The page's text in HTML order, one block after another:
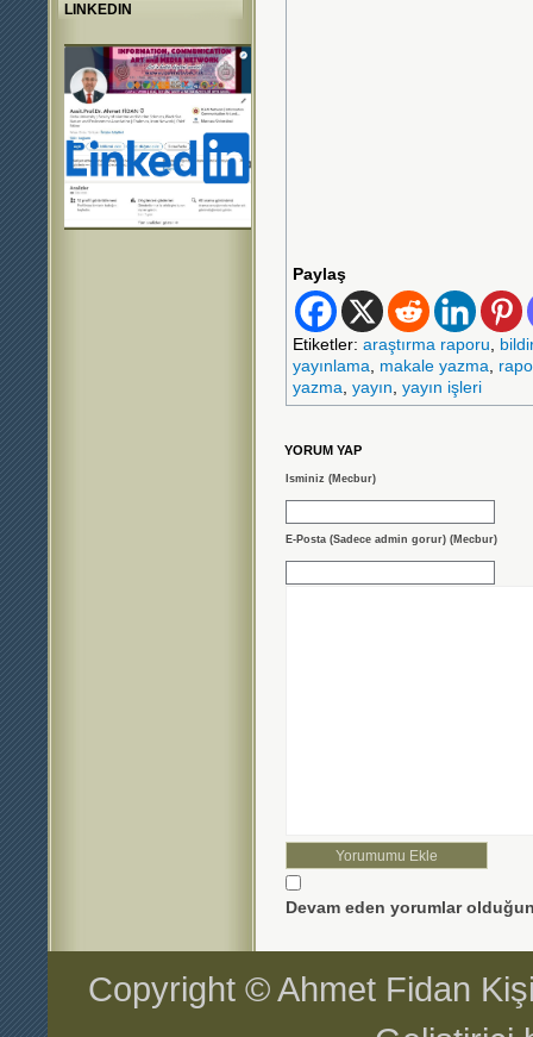
LINKEDIN
Paylaş
Etiketler: araştırma raporu,
yayınlama, makale yazma,
yazma, yayın, yayın işleri
YORUM YAP
Isminiz (Mecbur)
E-Posta (Sadece admin gorur) (Mecbur)
Devam eden yorumlar
Copyright © Ahmet Fidan